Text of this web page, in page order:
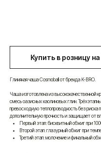
Купить в розницу на
Глиняная чаша Cosmoball от бренда K-BRO.
Чаша изготовлена из высококачественной
смесь оазисных каолиновых глин.
превосходную теплопроводность без риска
дополнительную прочность и защищает от
Первый этап: бисквитный обжиг при
Второй этап: глазурный обжиг при
Третий этап: молочение и финальный